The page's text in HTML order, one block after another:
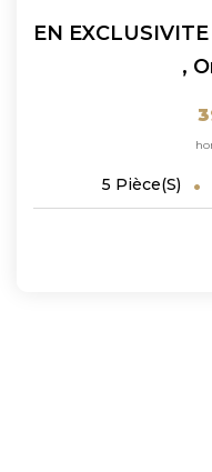
,
5 Pièce(s)